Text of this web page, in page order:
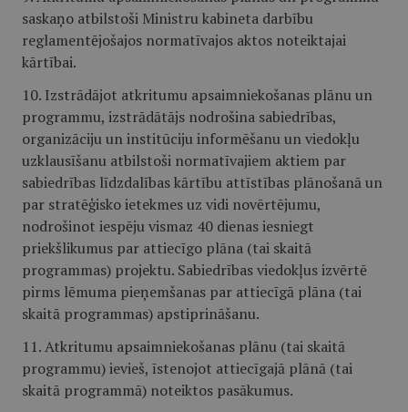
saskaņo atbilstoši Ministru kabineta darbību
reglamentējošajos normatīvajos aktos noteiktajai
kārtībai.
10. Izstrādājot atkritumu apsaimniekošanas plānu un
programmu, izstrādātājs nodrošina sabiedrības,
organizāciju un institūciju informēšanu un viedokļu
uzklausīšanu atbilstoši normatīvajiem aktiem par
sabiedrības līdzdalības kārtību attīstības plānošanā un
par stratēģisko ietekmes uz vidi novērtējumu,
nodrošinot iespēju vismaz 40 dienas iesniegt
priekšlikumus par attiecīgo plāna (tai skaitā
programmas) projektu. Sabiedrības viedokļus izvērtē
pirms lēmuma pieņemšanas par attiecīgā plāna (tai
skaitā programmas) apstiprināšanu.
11. Atkritumu apsaimniekošanas plānu (tai skaitā
programmu) ievieš, īstenojot attiecīgajā plānā (tai
skaitā programmā) noteiktos pasākumus.